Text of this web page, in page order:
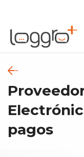
pagos